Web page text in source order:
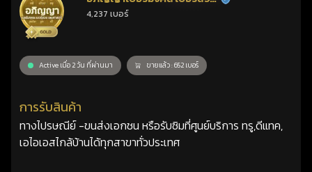
เลขศาสตร์
4,237 เบอร์
Active เมื่อ 2 วัน ที่ผ่านมา ขายแล้ว : 652 เบอร์
การรับสินค้า
ทางไปรษณีย์ -ขนส่งเอกชน หรือรับซิมที่ศูนย์บริการ ทรู,ดีแทค,
เอไอเอสไกล้บ้านได้ทุกสาขาทั่วประเทศ